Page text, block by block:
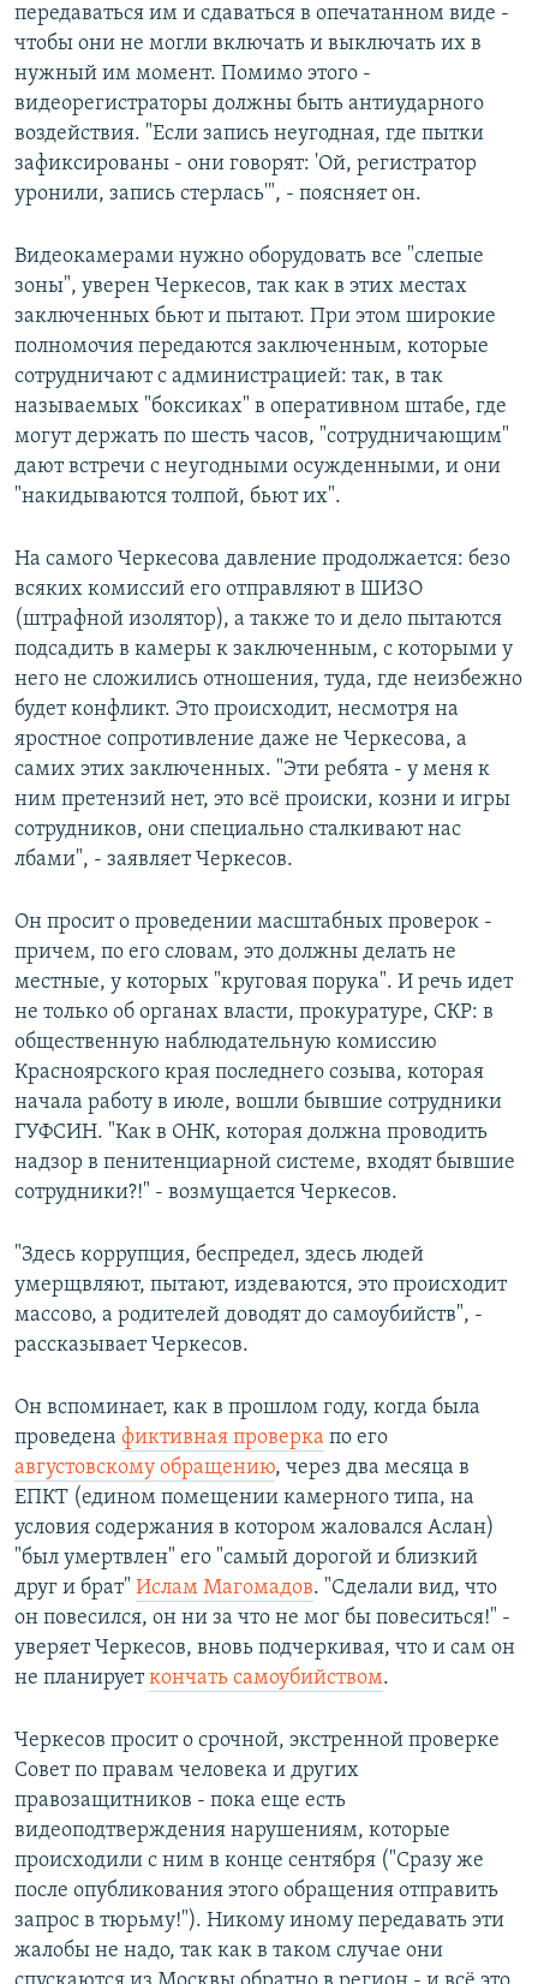
передаваться им и сдаваться в опечатанном виде -
чтобы они не могли включать и выключать их в
нужный им момент. Помимо этого -
видеорегистраторы должны быть антиударного
воздействия. "Если запись неугодная, где пытки
зафиксированы - они говорят: 'Ой, регистратор
уронили, запись стерлась'", - поясняет он.
Видеокамерами нужно оборудовать все "слепые
зоны", уверен Черкесов, так как в этих местах
заключенных бьют и пытают. При этом широкие
полномочия передаются заключенным, которые
сотрудничают с администрацией: так, в так
называемых "боксиках" в оперативном штабе, где
могут держать по шесть часов, "сотрудничающим"
дают встречи с неугодными осужденными, и они
"накидываются толпой, бьют их".
На самого Черкесова давление продолжается: безо
всяких комиссий его отправляют в ШИЗО
(штрафной изолятор), а также то и дело пытаются
подсадить в камеры к заключенным, с которыми у
него не сложились отношения, туда, где неизбежно
будет конфликт. Это происходит, несмотря на
яростное сопротивление даже не Черкесова, а
самих этих заключенных. "Эти ребята - у меня к
ним претензий нет, это всё происки, козни и игры
сотрудников, они специально сталкивают нас
лбами", - заявляет Черкесов.
Он просит о проведении масштабных проверок -
причем, по его словам, это должны делать не
местные, у которых "круговая порука". И речь идет
не только об органах власти, прокуратуре, СКР: в
общественную наблюдательную комиссию
Красноярского края последнего созыва, которая
начала работу в июле, вошли бывшие сотрудники
ГУФСИН. "Как в ОНК, которая должна проводить
надзор в пенитенциарной системе, входят бывшие
сотрудники?!" - возмущается Черкесов.
"Здесь коррупция, беспредел, здесь людей
умерщвляют, пытают, издеваются, это происходит
массово, а родителей доводят до самоубийств", -
рассказывает Черкесов.
Он вспоминает, как в прошлом году, когда была
проведена фиктивная проверка по его
августовскому обращению, через два месяца в
ЕПКТ (едином помещении камерного типа, на
условия содержания в котором жаловался Аслан)
"был умертвлен" его "самый дорогой и близкий
друг и брат" Ислам Магомадов. "Сделали вид, что
он повесился, он ни за что не мог бы повеситься!" -
уверяет Черкесов, вновь подчеркивая, что и сам он
не планируеткончать самоубийством.
Черкесов просит о срочной, экстренной проверке
Совет по правам человека и других
правозащитников - пока еще есть
видеоподтверждения нарушениям, которые
происходили с ним в конце сентября ("Сразу же
после опубликования этого обращения отправить
запрос в тюрьму!"). Никому иному передавать эти
жалобы не надо, так как в таком случае они